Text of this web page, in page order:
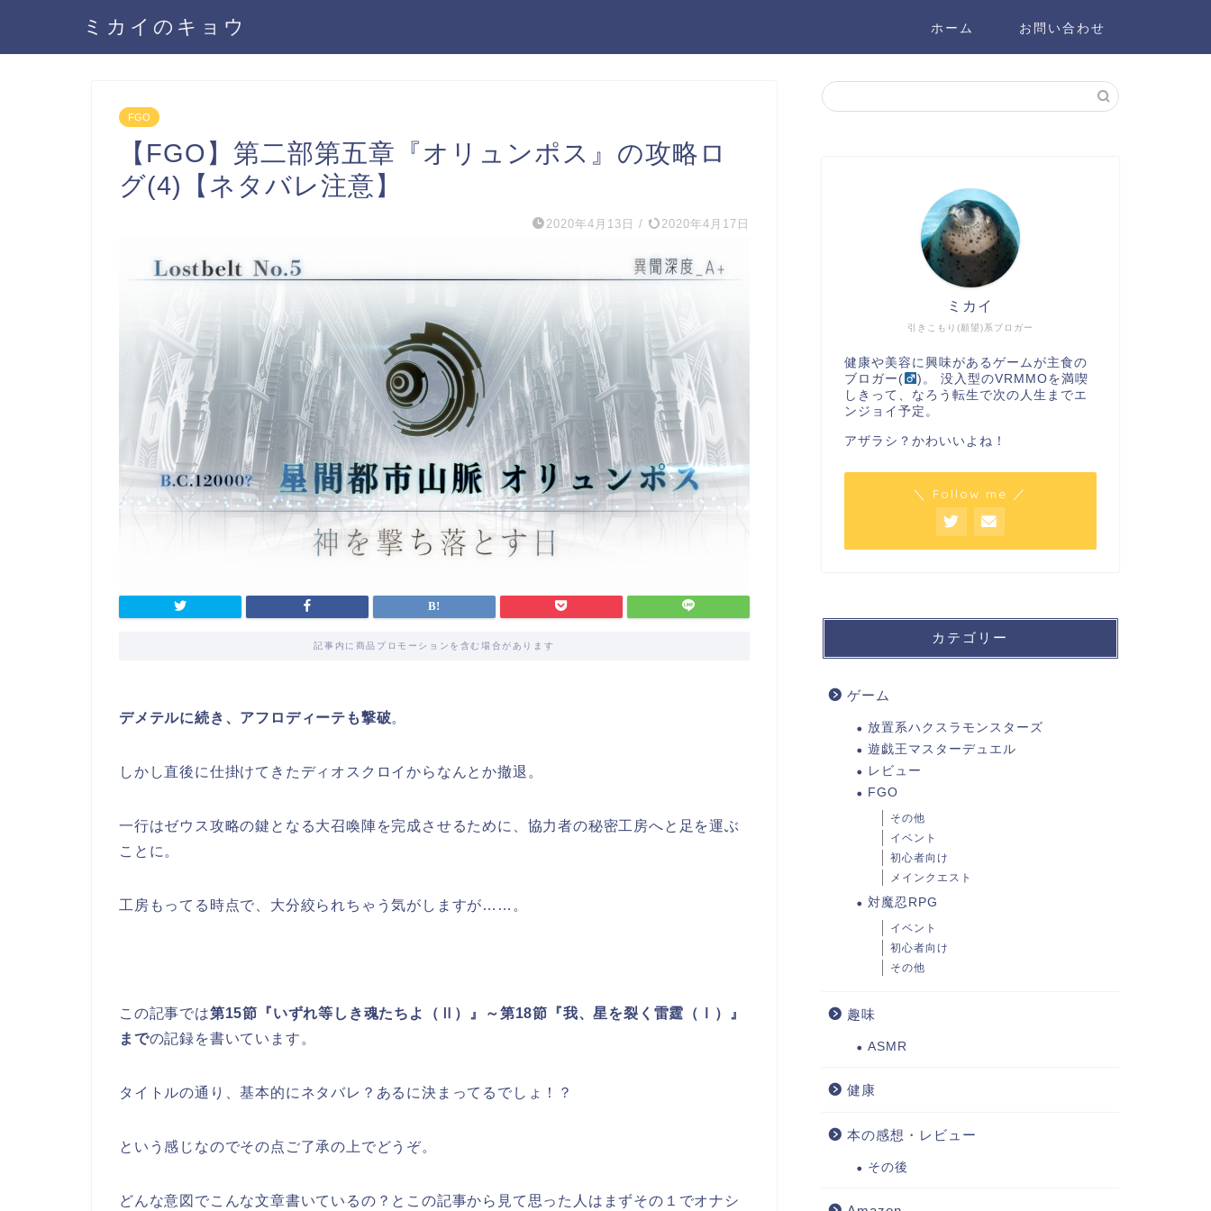
ミカイのキョウ ホーム お問い合わせ
FGO
【FGO】第二部第五章『オリュンポス』の攻略ロ
グ(4)【ネタバレ注意】
2020年4月13日 / 2020年4月17日
記事内に商品プロモーションを含む場合があります
デメテルに続き、アフロディーテも撃破。
しかし直後に仕掛けてきたディオスクロイからなんとか撤退。
一行はゼウス攻略の鍵となる大召喚陣を完成させるために、協力者の秘密工房へと足を運ぶ
ことに。
工房もってる時点で、大分絞られちゃう気がしますが……。
この記事では第15節『いずれ等しき魂たちよ（Ⅱ）』～第18節『我、星を裂く雷霆（Ⅰ）』
までの記録を書いています。
タイトルの通り、基本的にネタバレ？あるに決まってるでしょ！？
という感じなのでその点ご了承の上でどうぞ。
どんな意図でこんな文章書いているの？とこの記事から見て思った人はまずその１でオナシ
引きこもり(願望)系ブロガー
ミカイ
健康や美容に興味があるゲームが主食の
ブロガー(
)。 没入型のVRMMOを満喫
しきって、なろう転生で次の人生までエ
ンジョイ予定。
アザラシ？かわいいよね！
＼ Follow me ／
カテゴリー
ゲーム
放置系ハクスラモンスターズ
遊戯王マスターデュエル
レビュー
FGO
その他
イベント
初心者向け
メインクエスト
対魔忍RPG
イベント
初心者向け
その他
趣味
ASMR
健康
本の感想・レビュー
その後